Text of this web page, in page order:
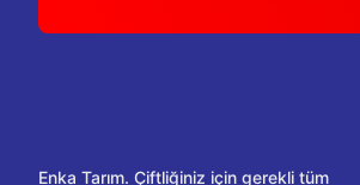
Enka Tarım. Çiftliğiniz için gerekli tüm